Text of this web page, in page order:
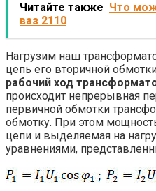
Читайте также Что
ваз 2110
Нагрузим наш
цепь его вторичной
рабочий ход
происходит непрерывная
первичной обмотки
обмотку. При этом
цепи и выделяемая на
уравнениями,